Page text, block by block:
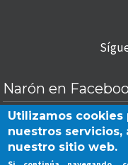
Narón en
Aviso Legal|Privacidad|
Utilizamos cookies
nuestros servicios,
nuestro sitio web.